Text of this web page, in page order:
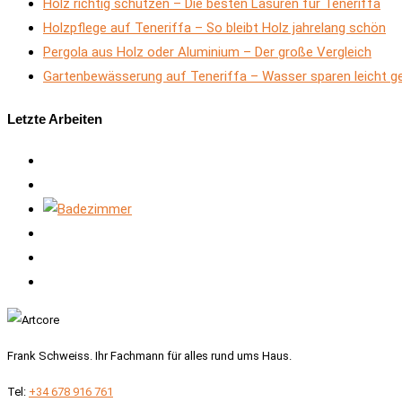
Holz richtig schützen – Die besten Lasuren für Teneriffa
Holzpflege auf Teneriffa – So bleibt Holz jahrelang schön
Pergola aus Holz oder Aluminium – Der große Vergleich
Gartenbewässerung auf Teneriffa – Wasser sparen leicht
Letzte Arbeiten
Frank Schweiss. Ihr Fachmann für alles rund ums Haus.
Tel: +34 678 916 761